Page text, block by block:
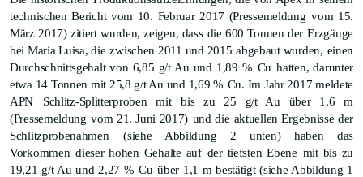
technischen Bericht vom 10. Februar 2017 (Pressemeldung vom 15.
März 2017) zitiert wurden, zeigen, dass die 600 Tonnen der Erzgänge
bei Maria Luisa, die zwischen 2011 und 2015 abgebaut wurden, einen
Durchschnittsgehalt von 6,85 g/t Au und 1,89 % Cu hatten, darunter
etwa 14 Tonnen mit 25,8 g/t Au und 1,69 % Cu. Im Jahr 2017 meldete
APN
Schlitz-Splitterproben mit
bis zu 25 g/t Au über 1,6 m
(Pressemeldung vom 21. Juni 2017) und die aktuellen Ergebnisse der
Schlitzprobenahmen
(siehe Abbildung 2 unten) haben das
Vorkommen dieser hohen Gehalte auf der tiefsten Ebene mit bis zu
19,21 g/t Au und 2,27 % Cu über 1,1 m bestätigt (siehe Abbildung 1